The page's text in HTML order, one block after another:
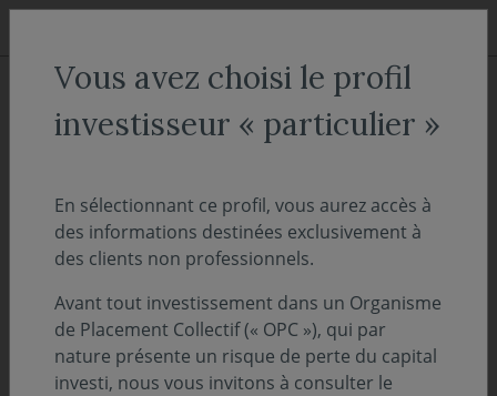
Aller au menu
Aller au contenu
ACCUEIL Actualités
en vidéo
10 mars 2021
Découvrez-en plus sur l'un des plus anciens
fonds de notre gamme
Vous avez choisi le profil
investisseur « particulier »
En sélectionnant ce profil, vous aurez accès à
des informations destinées exclusivement à
des clients non professionnels.
Avant tout investissement dans un Organisme
de Placement Collectif (« OPC »), qui par
nature présente un risque de perte du capital
investi, nous vous invitons à consulter le